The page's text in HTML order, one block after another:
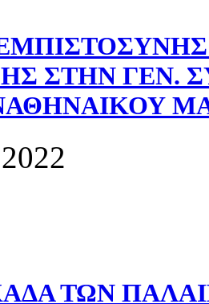
ΣΤΗΝ ΓΕΝ.
ΤΩΝ